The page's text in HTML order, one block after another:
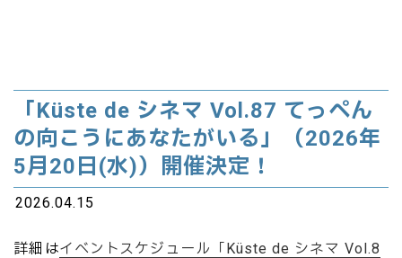
「Küste de シネマ Vol.87 てっぺん
の向こうにあなたがいる」（2026年
5月20日(水)）開催決定！
2026.04.15
詳細はイベントスケジュール「Küste de シネマ Vol.8